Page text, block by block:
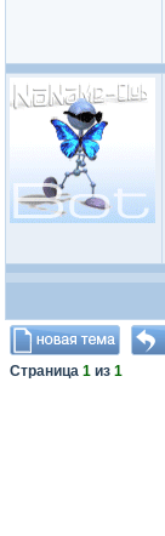
Страница 1 из 1